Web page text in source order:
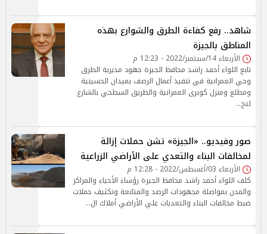
شاهد.. رفع كفاءة الطرق والشوارع بهذه
المناطق بالجيزة
الأربعاء 14/سبتمبر/2022 - 12:23 م
تابع اللواء أحمد راشد محافظ الجيزة جهود مديرية الطرق
وحي العمرانية في تنفيذ أعمال الرصف بميدان الحسينية
ومطلع ومنزل كوبرى العمرانية والطريق السطحي بالشارع
لتح…
صور وفيديو.. «الجيزة» تشن حملات إزالة
لمخالفات البناء والتعدي على الأراضي الزراعية
الأربعاء 03/أغسطس/2022 - 12:28 م
كلف اللواء أحمد راشد محافظ الجيزة رؤساء الأحياء والمراكز
والمدن بمواصلة مجهودات الرصد والمتابعة وتكثيف حملات
ضبط مخالفات البناء والتعديات علي الأراضي أملاك ال…